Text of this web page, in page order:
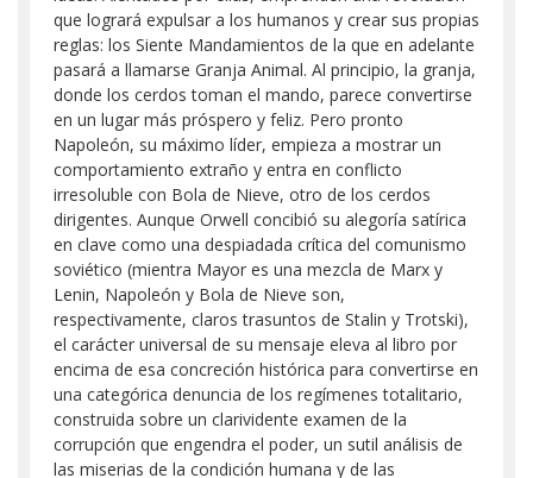
que logrará expulsar a los humanos y crear sus propias
reglas: los Siente Mandamientos de la que en adelante
pasará a llamarse Granja Animal. Al principio, la granja,
donde los cerdos toman el mando, parece convertirse
en un lugar más próspero y feliz. Pero pronto
Napoleón, su máximo líder, empieza a mostrar un
comportamiento extraño y entra en conflicto
irresoluble con Bola de Nieve, otro de los cerdos
dirigentes. Aunque Orwell concibió su alegoría satírica
en clave como una despiadada crítica del comunismo
soviético (mientra Mayor es una mezcla de Marx y
Lenin, Napoleón y Bola de Nieve son,
respectivamente, claros trasuntos de Stalin y Trotski),
el carácter universal de su mensaje eleva al libro por
encima de esa concreción histórica para convertirse en
una categórica denuncia de los regímenes totalitario,
construida sobre un clarividente examen de la
corrupción que engendra el poder, un sutil análisis de
las miserias de la condición humana y de las